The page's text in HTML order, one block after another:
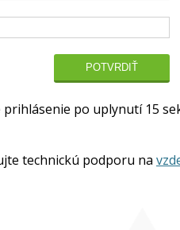
po uplynutí 15
technickú podporu na